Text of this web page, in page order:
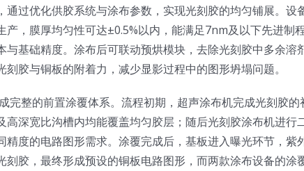
过优化供胶系统与涂布参数，实现光刻胶的均匀铺展。设
，膜厚均匀性可达±0.5%以内，能满足7nm及以下先进制
基础精度。涂布后可联动预烘模块，去除光刻胶中多余溶
胶与铜板的附着力，减少显影过程中的图形坍塌问题。
整的前置涂覆体系。流程初期，超声涂布机完成光刻胶的
深宽比沟槽内均能覆盖均匀胶层；随后光刻胶涂布机进行
度的电路图形需求。涂覆完成后，基板进入曝光环节，紫
胶，最终形成预设的铜板电路图形，而两款涂布设备的涂